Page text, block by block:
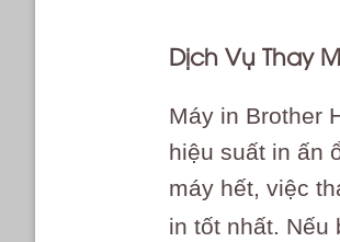
Dịch Vụ Thay
Máy in Brother
hiệu suất in ấn
máy hết, việc
in tốt nhất. Nếu